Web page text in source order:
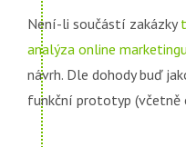
Není-li součástí zakázky
analýza online
návrh. Dle dohody buď
funkční prototyp (včetně